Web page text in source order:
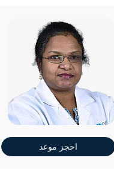
ضعف الانتصاب
طب الأذن
طب الأسرة
طب الأسنان
احجز موعد